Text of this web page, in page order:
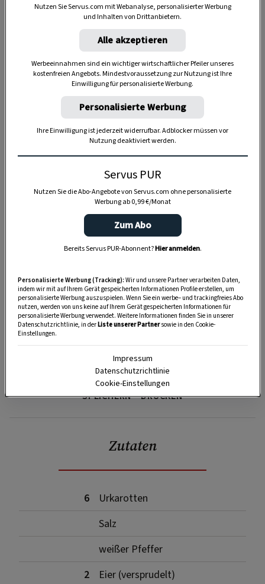
Anzeige
SPEICHERN DRUCKEN
Zutaten
6
Urkarotten
Salz
weißer Pfeffer
2
Eier (versprudelt)
Nutzen Sie Servus.com mit Webanalyse, personalisierter Werbung
und Inhalten von Drittanbietern.
Alle akzeptieren
Werbeeinnahmen sind ein wichtiger wirtschaftlicher Pfeiler unseres
kostenfreien Angebots. Mindestvoraussetzung zur Nutzung ist Ihre
Einwilligung für personalisierte Werbung.
Personalisierte Werbung
Ihre Einwilligung ist jederzeit widerrufbar. Adblocker müssen vor
Nutzung deaktiviert werden.
Servus PUR
Nutzen Sie die Abo-Angebote von Servus.com ohne personalisierte
Werbung ab 0,99 €/Monat
Zum Abo
Bereits Servus PUR-Abonnent?Hier anmelden.
Personalisierte Werbung (Tracking): Wir und unsere Partner verarbeiten Daten,
indem wir mit auf Ihrem Gerät gespeicherten Informationen Profile erstellen, um
personalisierte Werbung auszuspielen. Wenn Sie ein werbe– und trackingfreies Abo
nutzen, werden von uns keine auf Ihrem Gerät gespeicherten Informationen für
personalisierte Werbung verwendet. Weitere Informationen finden Sie in unserer
Datenschutzrichtlinie, in derListe unserer Partnersowie in den Cookie-
Einstellungen.
Impressum
Datenschutzrichtlinie
Cookie-Einstellungen